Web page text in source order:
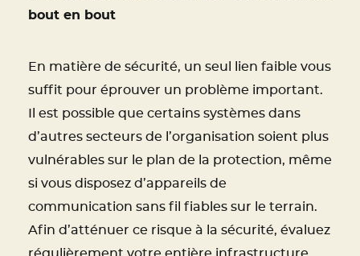
bout en bout
En matière de sécurité, un seul lien faible vous
suffit pour éprouver un problème important.
Il est possible que certains systèmes dans
d’autres secteurs de l’organisation soient plus
vulnérables sur le plan de la protection, même
si vous disposez d’appareils de
communication sans fil fiables sur le terrain.
Afin d’atténuer ce risque à la sécurité, évaluez